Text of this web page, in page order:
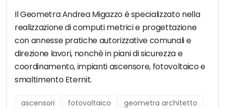
Il Geometra Andrea Migazzo è specializzato nella
realizzazione di computi metrici e progettazione
con annesse pratiche autorizzative comunali e
direzione lavori, nonchè in piani di sicurezza e
coordinamento, impianti ascensore, fotovoltaico e
smaltimento Eternit.
ascensori fotovoltaico
geometra architetto